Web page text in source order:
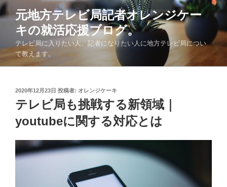
コ
ン
へ
元地方テレビ局記者オレンジケー
キの就活応援ブログ。
テレビ局に入りたい人、記者になりたい人に地方テレビ局につい
て教えます。
投
稿
日:
2020年12月23日 投稿者: オレンジケーキ
テレビ局も挑戦する新領域｜
youtubeに関する対応とは